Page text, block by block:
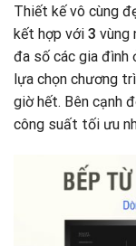
Thiết kế vô cùng
kết hợp với 3 vùng
đa số các gia đình
lựa chọn chương
giờ hết. Bên cạnh
công suất tối ưu